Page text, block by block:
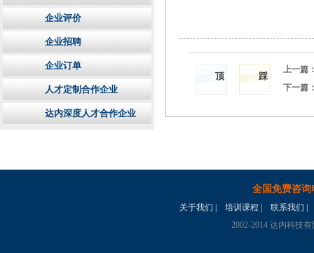
顶 踩
上一篇
下一篇
企业评价
企业招聘
企业订单
人才定制合作企业
达内深度人才合作企业
全国免费咨询
关于我们 培训课程 联系我们
2002-2014 达内科技